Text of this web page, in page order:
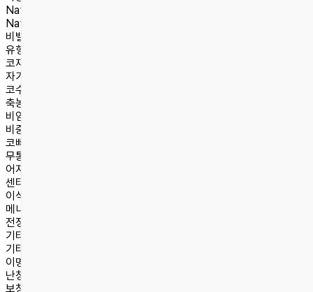
Natural
Natural 숨플러스코성형
비밸브재건술
유형별 코성형
코재수술
자가늑연골/자가진피
코수술센터
축농증
비염
비중격만곡증
코뼈골절
무통편도수술
어지럼증센터
센터소개
이석증
메니에르병
전정신경염
기타 어지럼증
기타 진료
이명
난청
보청기 처방 및 정부지원안내